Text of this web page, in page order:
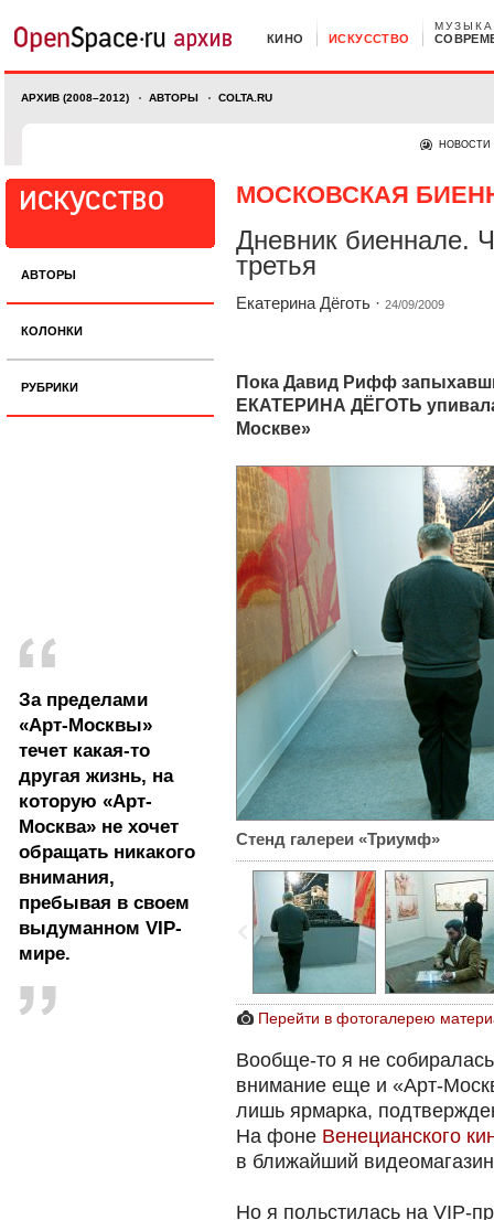
КИНО ИСКУССТВО
МУЗЫКА
АРХИВ (2008–2012) АВТОРЫ COLTA.RU
НОВОСТИ
АВТОРЫ
КОЛОНКИ
РУБРИКИ
За пределами
«Арт-Москвы»
течет какая-то
другая жизнь, на
которую «Арт-
Москва» не хочет
обращать никакого
внимания,
пребывая в своем
выдуманном VIP-
мире.
МОСКОВСКАЯ
Дневник биеннале.
третья
Екатерина Дёготь · 24/09/2009
Пока Давид Рифф
ЕКАТЕРИНА ДЁГОТЬ
Москве»
Стенд галереи «Триумф»
Перейти в фотогалерею
Вообще-то я не
внимание еще и «Арт-
лишь ярмарка,
На фоне Венецианского
в ближайший
Но я польстилась на VIP-